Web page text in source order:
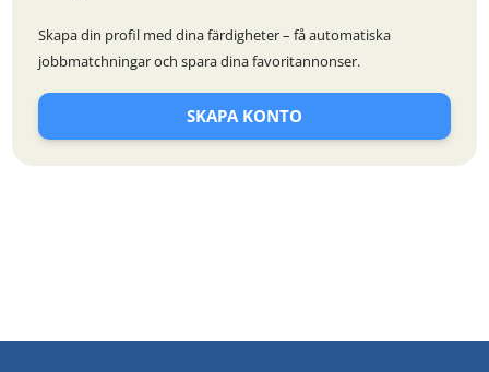
Skapa din profil med dina färdigheter – få automatiska
jobbmatchningar och spara dina favoritannonser.
SKAPA KONTO